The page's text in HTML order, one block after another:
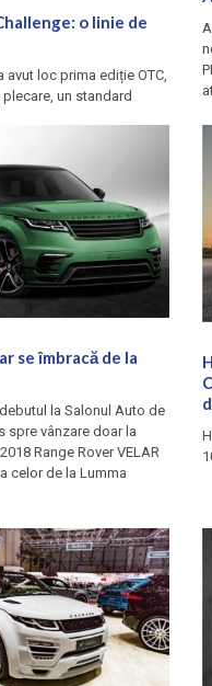
o linie de
avut loc prima ediție OTC,
un standard
se îmbracă de la
la Salonul Auto de
spre vânzare doar la
Range Rover VELAR
celor de la Lumma